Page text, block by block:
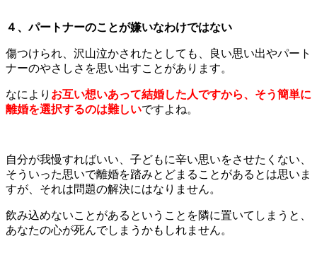
４、パートナーのことが嫌いなわけではない
傷つけられ、沢山泣かされたとしても、良い思い出やパート
ナーのやさしさを思い出すことがあります。
なにより お互い想いあって結婚した人ですから、そう簡単に
離婚を選択するのは難しいですよね。
自分が我慢すればいい、子どもに辛い思いをさせたくない、
そういった思いで離婚を踏みとどまることがあるとは思いま
すが、それは問題の解決にはなりません。
飲み込めないことがあるということを隣に置いてしまうと、
あなたの心が死んでしまうかもしれません。